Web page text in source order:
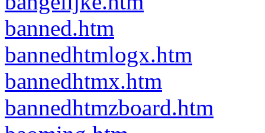
banned.htm
bannedhtmlogx.htm
bannedhtmx.htm
bannedhtmzboard.htm